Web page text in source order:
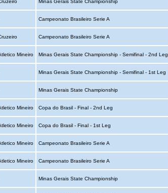
Minas Gerais State Championship
Campeonato Brasileiro Serie A
Campeonato Brasileiro Serie A
Mineiro Minas Gerais State Championship - Semifinal - 2nd Leg
Minas Gerais State Championship - Semifinal - 1st Leg
Minas Gerais State Championship
Mineiro Copa do Brasil - Final - 2nd Leg
Mineiro Copa do Brasil - Final - 1st Leg
Mineiro Campeonato Brasileiro Serie A
Mineiro Campeonato Brasileiro Serie A
Minas Gerais State Championship